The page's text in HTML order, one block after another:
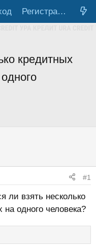
Регистрация
кредитных
#1
ли взять несколько
на одного человека?